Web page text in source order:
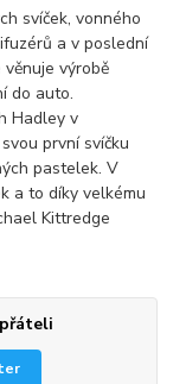
svíček, vonného
a v poslední
výrobě
do auto.
Hadley v
první svíčku
pastelek. V
a to díky velkému
Kittredge